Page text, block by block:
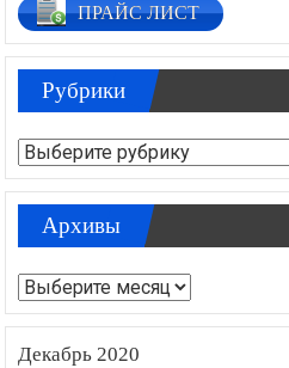
ПРАЙС ЛИСТ
Рубрики
Рубрики
Архивы
Архивы
Декабрь 2020